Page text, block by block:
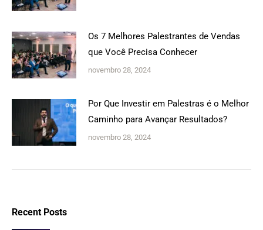
Os 7 Melhores Palestrantes de Vendas
que Você Precisa Conhecer
novembro 28, 2024
Por Que Investir em Palestras é o Melhor
Caminho para Avançar Resultados?
novembro 28, 2024
Recent Posts